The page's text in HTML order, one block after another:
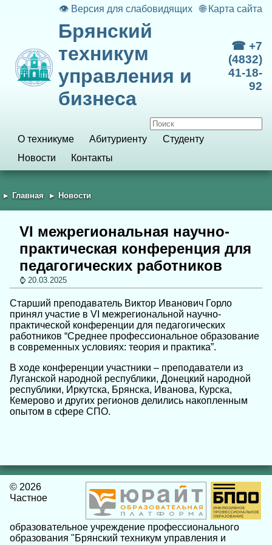
👁Версия для слабовидящих 🌐Карта сайта
Брянский
техникум
управления и
бизнеса
☎ +7
(4832)
41-18-
92
О техникуме Абитуриенту
Студенту
Новости
Контакты
Главная Новости
VI межрегиональная научно-
практическая конференция для
педагогических работников
20.03.2025
Старший преподаватель Виктор Иванович Горло
принял участие в VI межрегиональной научно-
практической конференции для педагогических
работников “Среднее профессиональное образование
в современных условиях: теория и практика”.
В ходе конференции участники – преподаватели из
Луганской народной республики, Донецкий народной
республики, Иркутска, Брянска, Иванова, Курска,
Кемерово и других регионов делились накопленным
опытом в сфере СПО.
© 2026
Частное
образовательное учреждение профессионального
образования "Брянский техникум управления и